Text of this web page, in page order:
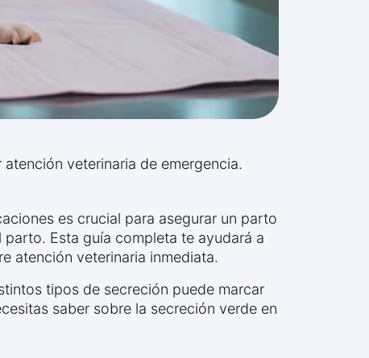
veterinaria de emergencia.
es crucial para asegurar un parto
Esta guía completa te ayudará a
atención veterinaria inmediata.
tipos de secreción puede marcar
saber sobre la secreción verde en